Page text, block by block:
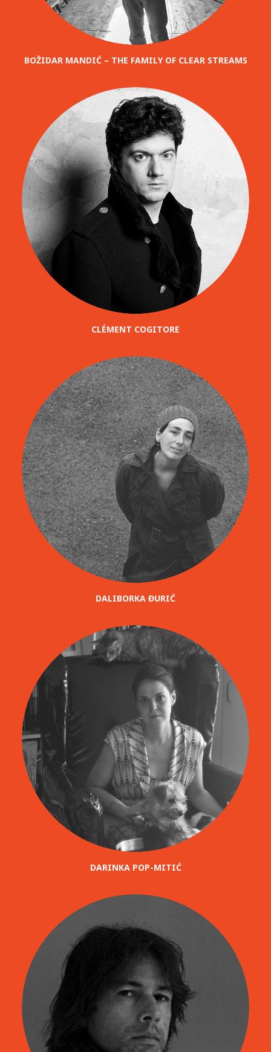
BOŽIDAR MANDIĆ – THE FAMILY OF CLEAR STREAMS
CLÉMENT COGITORE
DALIBORKA ĐURIĆ
DARINKA POP-MITIĆ